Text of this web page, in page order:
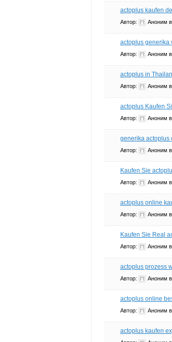
actoplus kaufen
Автор: Аноним
actoplus generika
Автор: Аноним
actoplus in
Автор: Аноним
actoplus Kaufen
Автор: Аноним
generika actoplus
Автор: Аноним
Kaufen Sie
Автор: Аноним
actoplus online
Автор: Аноним
Kaufen Sie Real
Автор: Аноним
actoplus prozess
Автор: Аноним
actoplus online
Автор: Аноним
actoplus kaufen